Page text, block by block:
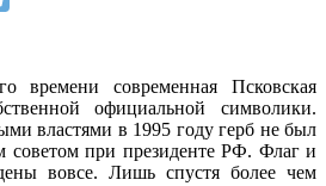
времени современная Псковская
официальной символики.
властями в 1995 году герб не был
советом при президенте РФ. Флаг и
вовсе. Лишь спустя более чем